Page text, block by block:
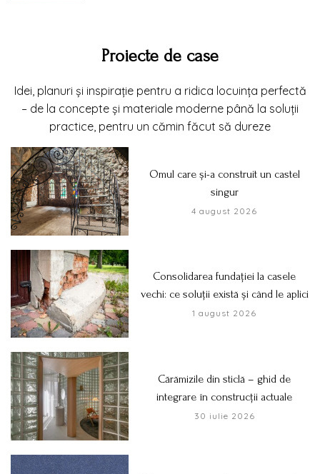
Proiecte de case
Idei, planuri și inspirație pentru a ridica locuința perfectă
– de la concepte și materiale moderne până la soluții
practice, pentru un cămin făcut să dureze
Omul care și-a construit un castel
singur
4 august 2026
Consolidarea fundației la casele
vechi: ce soluții există și când le aplici
1 august 2026
Cărămizile din sticlă – ghid de
integrare în construcții actuale
30 iulie 2026